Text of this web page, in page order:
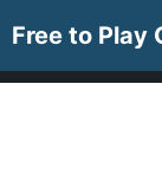
na
obsah
Free to Play